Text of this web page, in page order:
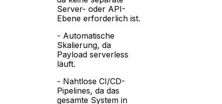
Server- oder API-
Ebene erforderlich ist.
- Automatische
Skalierung, da
Payload serverless
läuft.
- Nahtlose CI/CD-
Pipelines, da das
gesamte System in